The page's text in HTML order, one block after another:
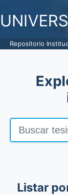
Repositorio
Listar